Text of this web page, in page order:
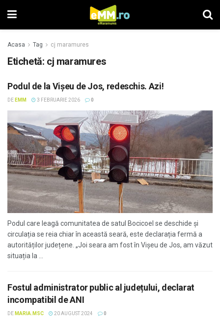
Acasa Tag cj maramures
Etichetă: cj maramures
Podul de la Vișeu de Jos, redeschis. Azi!
DE EMM 3 FEBRUARIE 2026 0
Podul care leagă comunitatea de satul Bocicoel se deschide și
circulația se reia chiar în această seară, este declarația fermă a
autorităților județene. „Joi seara am fost în Vișeu de Jos, am văzut
situația la ...
Fostul administrator public al județului, declarat
incompatibil de ANI
DE MARIA.MSC 20 AUGUST 2024 0